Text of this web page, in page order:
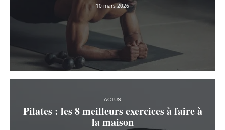
10 mars 2026
ACTUS
Pilates : les 8 meilleurs exercices à faire à
la maison